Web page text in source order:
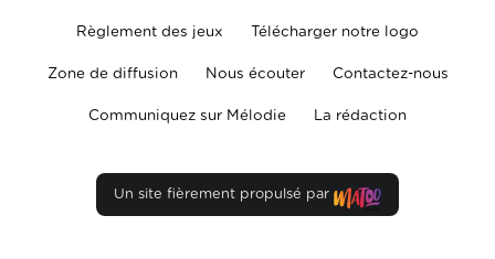
Règlement des jeux Télécharger notre logo
Zone de diffusion Nous écouter Contactez-nous
Communiquez sur Mélodie La rédaction
Un site fièrement propulsé par